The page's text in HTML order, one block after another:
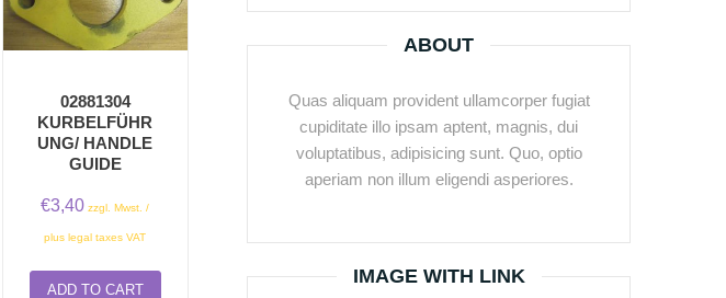
02881304
KURBELFÜHR
UNG/ HANDLE
GUIDE
€3,40 zzgl. Mwst. /
plus legal taxes VAT
ADD TO CART
ABOUT
Quas aliquam provident ullamcorper fugiat
cupiditate illo ipsam aptent, magnis, dui
voluptatibus, adipisicing sunt. Quo, optio
aperiam non illum eligendi asperiores.
IMAGE WITH LINK